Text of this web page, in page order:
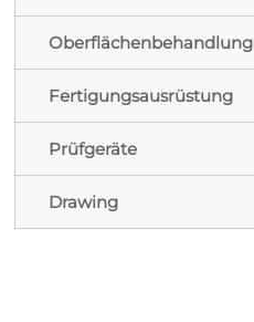
Oberflächenbehandlung
Fertigungsausrüstung
Prüfgeräte
Drawing